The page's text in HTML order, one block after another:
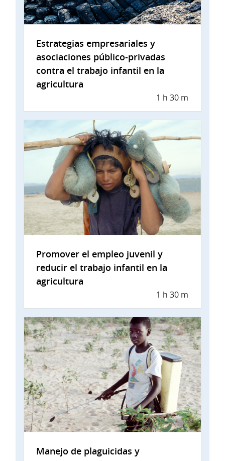
Estrategias empresariales y
asociaciones público-privadas
contra el trabajo infantil en la
agricultura
1 h 30 m
Promover el empleo juvenil y
reducir el trabajo infantil en la
agricultura
1 h 30 m
Manejo de plaguicidas y